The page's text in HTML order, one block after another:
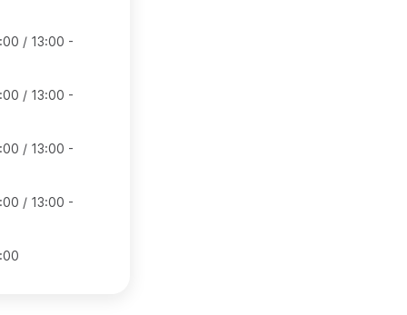
/ 13:00 -
/ 13:00 -
/ 13:00 -
/ 13:00 -